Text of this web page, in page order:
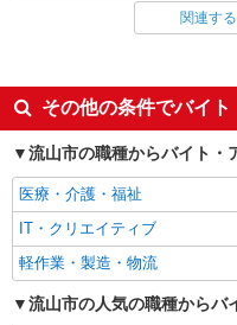
千葉県
アルバイト
マミープラス 西平井店
スーパー
＜ア
は時給
千葉県
キープ
同じ雇用形態から流山セン
同じ特徴から流山セントラ
未経験歓迎
昇給あり
短時間勤務（1日4h以内）OK
髪型・髪色自由
バイク通勤OK
副業・WワークOK
関連す
その他の条件でバイ
流山市の職種からバイト・
医療・介護・福祉
IT・クリエイティブ
軽作業・製造・物流
流山市の人気の職種からバ